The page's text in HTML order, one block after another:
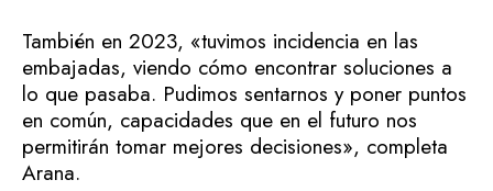
También en 2023, «tuvimos incidencia en las
embajadas, viendo cómo encontrar soluciones a
lo que pasaba. Pudimos sentarnos y poner puntos
en común, capacidades que en el futuro nos
permitirán tomar mejores decisiones», completa
Arana.